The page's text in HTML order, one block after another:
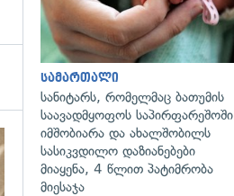
სამართალი
სანიტარს, რომელმაც ბათუმის
საავადმყოფოს საპირფარეშოში
იმშობიარა და ახალშობილს
სასიკვდილო დაზიანებები
მიაყენა, 4 წლით პატიმრობა
მიესაჯა